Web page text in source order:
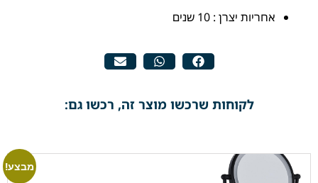
אחריות יצרן : 10 שנים
לקוחות שרכשו מוצר זה, רכשו גם:
מבצע!